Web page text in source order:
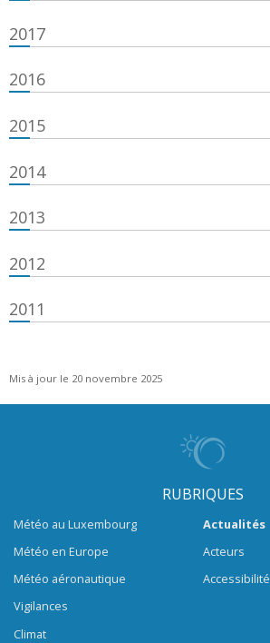
2017
2016
2015
2014
2013
2012
2011
Mis à jour le 20 novembre 2025
RUBRIQUES
Météo au Luxembourg
Météo en Europe
Météo aéronautique
Vigilances
Climat
Actualités
Acteurs
Accessibilité